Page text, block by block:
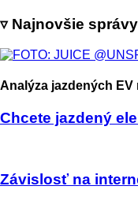
▿ Najnovšie správy
Analýza jazdených EV
Chcete jazdený
Závislosť na